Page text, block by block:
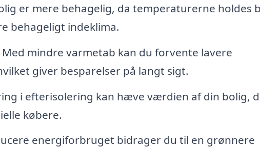
er mere behagelig, da temperaturerne holdes
behageligt indeklima.
Med mindre varmetab kan du forvente lavere
giver besparelser på langt sigt.
i efterisolering kan hæve værdien af din bolig,
købere.
energiforbruget bidrager du til en grønnere